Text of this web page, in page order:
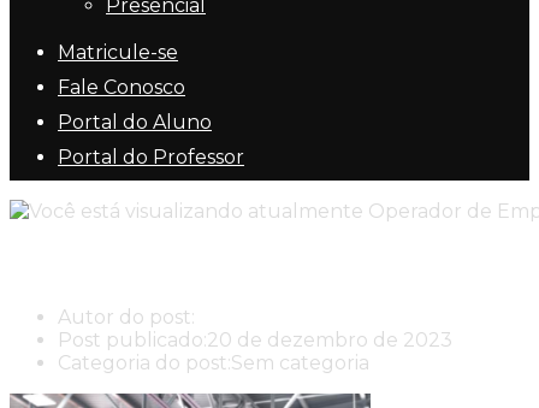
Presencial
Matricule-se
Fale Conosco
Portal do Aluno
Portal do Professor
Autor do post:
Post publicado:20 de dezembro de 2023
Categoria do post:Sem categoria